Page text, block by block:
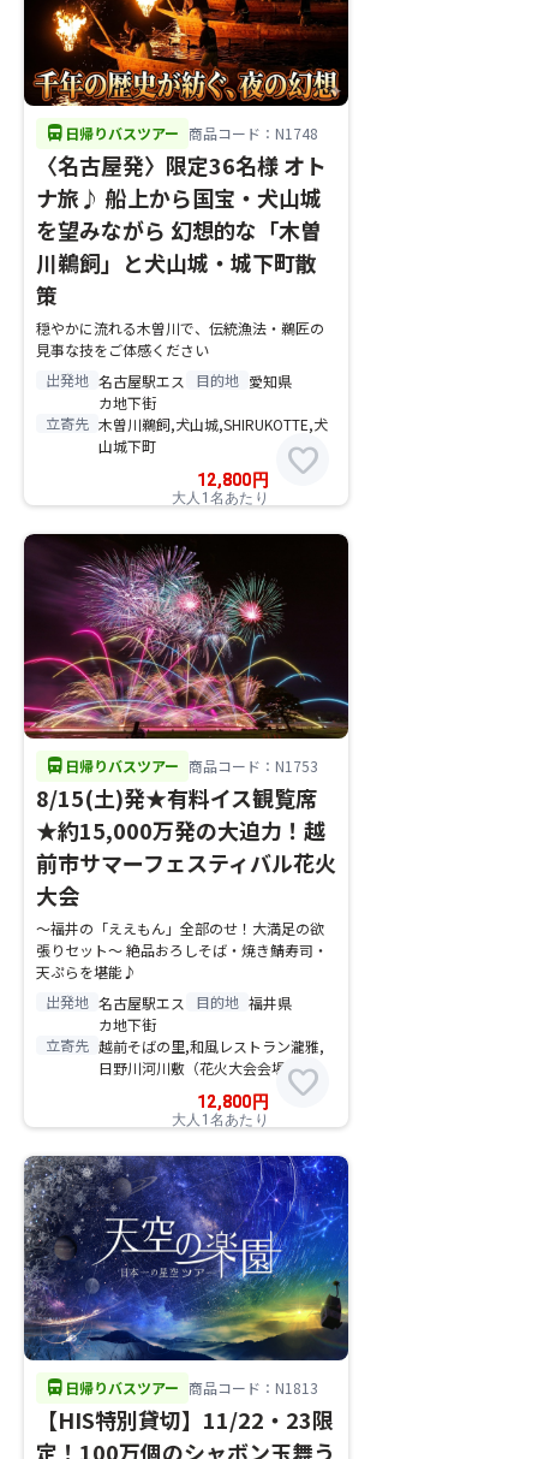
directions_bus 日帰りバスツアー 商品コード：N1748
〈名古屋発〉限定36名様 オト
ナ旅♪ 船上から国宝・犬山城
を望みながら 幻想的な「木曽
川鵜飼」と犬山城・城下町散
策
穏やかに流れる木曽川で、伝統漁法・鵜匠の
見事な技をご体感ください
出発地 名古屋駅エス
カ地下街
目的地 愛知県
立寄先 木曽川鵜飼,犬山城,SHIRUKOTTE,犬
山城下町
12,800 円
大人1名あたり
favorite
directions_bus 日帰りバスツアー 商品コード：N1753
8/15(土)発★有料イス観覧席
★約15,000万発の大迫力！越
前市サマーフェスティバル花火
大会
〜福井の「ええもん」全部のせ！大満足の欲
張りセット〜 絶品おろしそば・焼き鯖寿司・
天ぷらを堪能♪
出発地 名古屋駅エス
カ地下街
目的地 福井県
立寄先 越前そばの里,和風レストラン瀧雅,
日野川河川敷（花火大会会場）
12,800 円
大人1名あたり
favorite
directions_bus 日帰りバスツアー 商品コード：N1813
【HIS特別貸切】11/22・23限
定！100万個のシャボン玉舞う